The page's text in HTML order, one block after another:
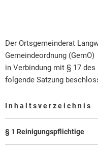
Standesamt
Steuern &
Hinweisgeberschutzgesetz
Arbeitskreis Digitales
Der Ortsgemeinderat
Gemeindeordnung (GemO)
in Verbindung mit § 17
folgende Satzung
I n h a l t s v e r z e i c h n i s
§ 1 Reinigungspflichtige